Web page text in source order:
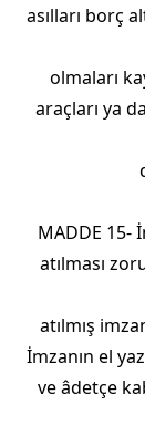
asılları borç
olmaları
araçları ya
MADDE 15-
atılması
atılmış
İmzanın el
ve âdetçe